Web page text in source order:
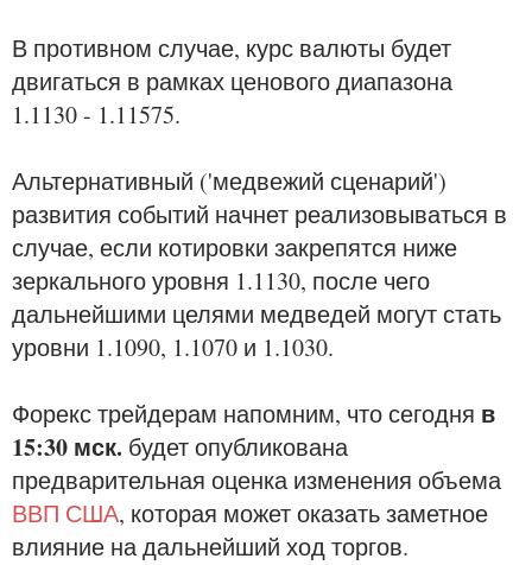
В противном случае, курс валюты будет
двигаться в рамках ценового диапазона
1.1130 - 1.11575.
Альтернативный ('медвежий сценарий')
развития событий начнет реализовываться в
случае, если котировки закрепятся ниже
зеркального уровня 1.1130, после чего
дальнейшими целями медведей могут стать
уровни 1.1090, 1.1070 и 1.1030.
Форекс трейдерам напомним, что сегодня в
15:30 мск. будет опубликована
предварительная оценка изменения объема
ВВП США, которая может оказать заметное
влияние на дальнейший ход торгов.